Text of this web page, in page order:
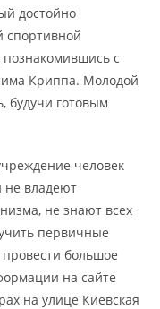
достойно
спортивной
с
Криппа. Молодой
будучи готовым
человек
не владеют
не знают всех
первичные
большое
на сайте
на улице Киевская